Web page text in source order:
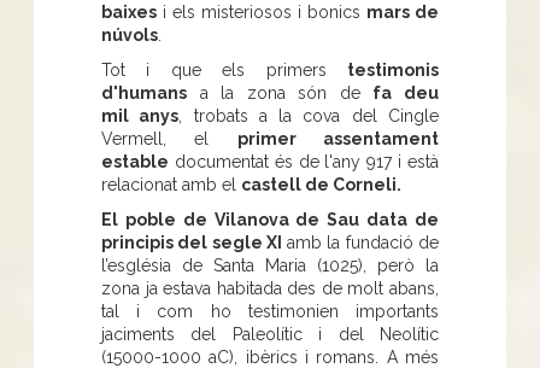
baixes i els misteriosos i bonics mars de
núvols
Tot i que els primers testimonis
d'humans a la zona són de fa deu
mil anys , trobats a la cova del Cingle
Vermell, el primer assentament
estable documentat és de l'any 917 i està
relacionat amb el castell de Corneli.
El poble de Vilanova de Sau data de
principis del segle XI amb la fundació de
l’església de Santa Maria (1025), però la
zona ja estava habitada des de molt abans,
tal i com ho testimonien importants
jaciments del Paleolític i del Neolític
(15000-1000 aC), ibèrics i romans. A més